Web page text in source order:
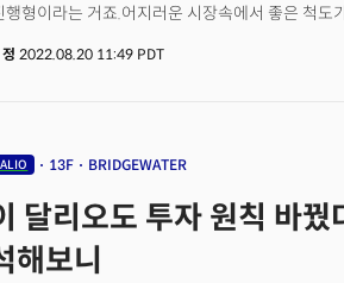
행형이라는 거죠.어지러운 시장속에서 좋은 척도
는 기관의 포트폴리오를 공개했습니다. 바로 13F
2022.08.20 11:49 PDT
13F BRIDGEWATER
달리오도 투자 원칙 바
해보니